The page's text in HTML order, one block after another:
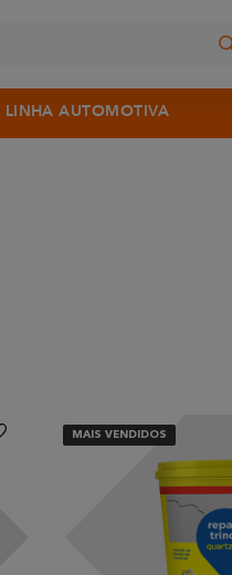
LINHA AUTOMOTIVA
MAIS VENDIDOS